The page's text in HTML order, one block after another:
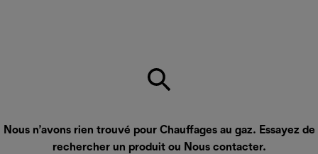
Nous n’avons rien trouvé pour Chauffages au gaz. Essayez de
rechercher un produit ou Nous contacter.